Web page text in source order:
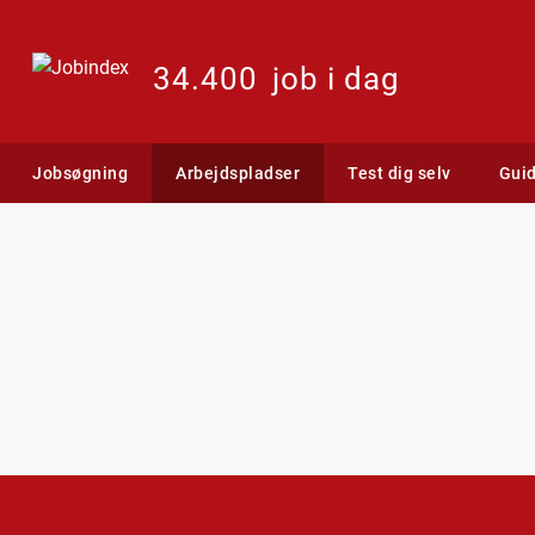
34.400 job i dag
Jobsøgning Arbejdspladser Test dig selv